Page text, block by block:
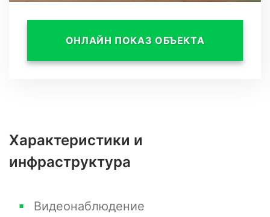
ОНЛАЙН ПОКАЗ ОБЪЕКТА
Характеристики и
инфраструктура
Видеонаблюдение